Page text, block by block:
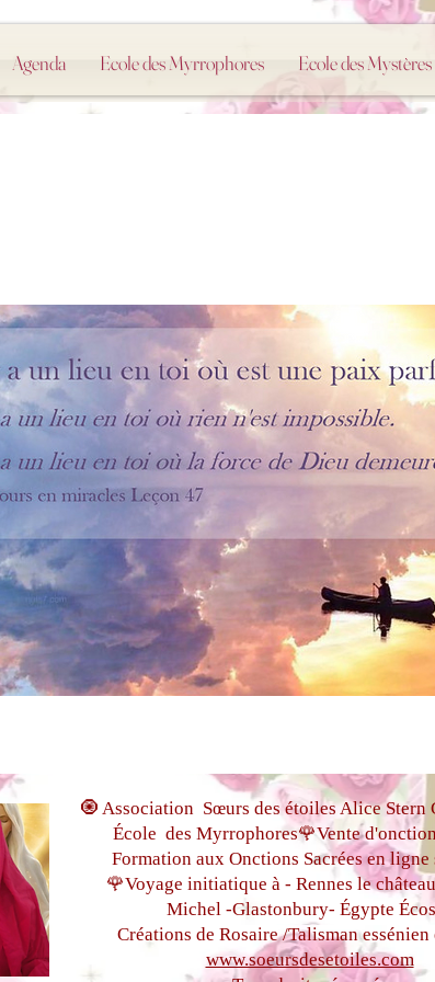
Agenda Ecole des Myrrophores Ecole des Mystères
🧿 Association Sœurs des étoiles Alice Stern
École des Myrrophores🌹Vente
Formation aux Onctions Sacréesen ligne
🌹Voyage initiatique à - Rennes le château
Michel -Glastonbury- Égypte
Créations de Rosaire /Talisman
www.soeursdesetoiles.com